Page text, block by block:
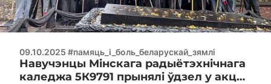
09.10.2025 #памяць_і_боль_беларускай_зямлі
Навучэнцы Мінскага радыётэхнічнага
каледжа 5К9791 прынялі ўдзел у акцыі